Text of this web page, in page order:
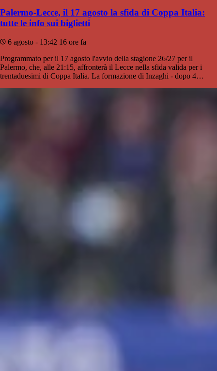
Palermo-Lecce, il 17 agosto la sfida di Coppa Italia:
tutte le info sui biglietti
6 agosto - 13:42 16 ore fa
Programmato per il 17 agosto l'avvio della stagione 26/27 per il
Palermo, che, alle 21:15, affronterà il Lecce nella sfida valida per i
trentaduesimi di Coppa Italia. La formazione di Inzaghi - dopo 4…